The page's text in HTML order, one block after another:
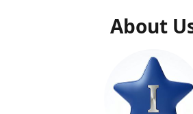
About